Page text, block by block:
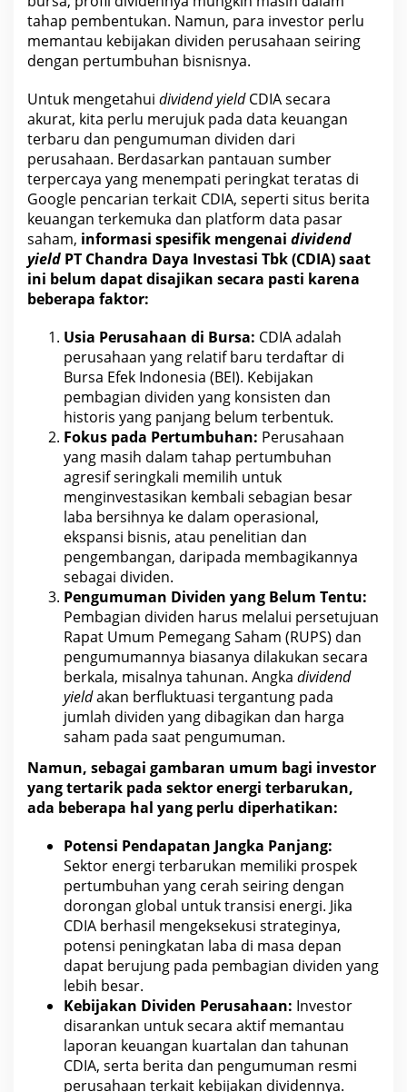
tahap pembentukan. Namun, para investor perlu
memantau kebijakan dividen perusahaan seiring
dengan pertumbuhan bisnisnya.
Untuk mengetahui dividend yieldCDIA secara
akurat, kita perlu merujuk pada data keuangan
terbaru dan pengumuman dividen dari
perusahaan. Berdasarkan pantauan sumber
terpercaya yang menempati peringkat teratas di
Google pencarian terkait CDIA, seperti situs berita
keuangan terkemuka dan platform data pasar
saham, informasi spesifik mengenai dividend
yield PT Chandra Daya Investasi Tbk(CDIA) saat
ini belum dapat disajikan secara pasti karena
beberapa faktor:
Usia Perusahaan di Bursa: CDIAadalah
perusahaan yang relatif baru terdaftar di
Bursa Efek Indonesia (BEI). Kebijakan
pembagian dividen yang konsisten dan
historis yang panjang belum terbentuk.
Fokus pada Pertumbuhan: Perusahaan
yang masih dalam tahap pertumbuhan
agresif seringkali memilih untuk
menginvestasikan kembali sebagian besar
laba bersihnya ke dalam operasional,
ekspansi bisnis, atau penelitian dan
pengembangan, daripada membagikannya
sebagai dividen.
Pengumuman Dividen yang Belum Tentu:
Pembagian dividen harus melalui persetujuan
Rapat Umum Pemegang Saham (RUPS) dan
pengumumannya biasanya dilakukan secara
berkala, misalnya tahunan. Angka dividend
yieldakan berfluktuasi tergantung pada
jumlah dividen yang dibagikan dan harga
saham pada saat pengumuman.
Namun, sebagai gambaran umum bagi investor
yang tertarik pada sektor energi terbarukan,
ada beberapa hal yang perlu diperhatikan:
Potensi Pendapatan Jangka Panjang:
Sektor energi terbarukan memiliki prospek
pertumbuhan yang cerah seiring dengan
dorongan global untuk transisi energi. Jika
CDIA berhasil mengeksekusi strateginya,
potensi peningkatan laba di masa depan
dapat berujung pada pembagian dividen yang
lebih besar.
Kebijakan Dividen Perusahaan: Investor
disarankan untuk secara aktif memantau
laporan keuangan kuartalan dan tahunan
CDIA, serta berita dan pengumuman resmi
perusahaan terkait kebijakan dividennya.